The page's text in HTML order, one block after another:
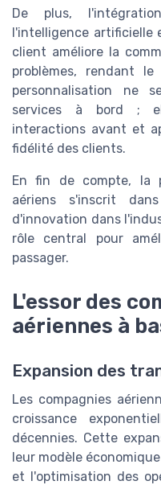
De plus,
l'intelligence artificielle
client améliore la
problèmes, rendant
personnalisation ne
services à bord ;
interactions avant et
fidélité des clients.
En fin de compte, la
aériens s'inscrit
d'innovation dans
rôle central pour
passager.
L'essor des
aériennes à
Expansion des
Les compagnies
croissance
décennies. Cette
leur modèle
et l'optimisation des